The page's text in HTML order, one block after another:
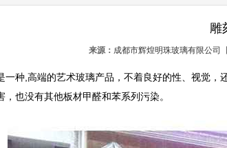
雕
来源： 成都市辉煌明珠玻璃有限公司
一种,高端的艺术玻璃产品，不着良好的性、视觉
，也没有其他板材甲醛和苯系列污染。